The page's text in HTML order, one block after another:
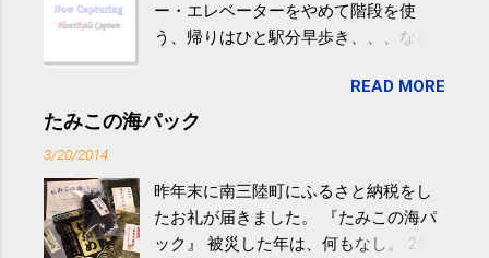
ー・エレベーターをやめて階段を使
う、帰りはひと駅分早歩き、、、など
やすい。 スポーツウェア・シューズで
するものだけが運動ではない。 食べ
けると改善する、との結果を筑波大の
研究チームが発表した。改善が期待で
きるのは、過度の飲酒が原因ではない
READ MORE
たみこの海パック
3/20/2014
昨年末に南三陸町にふるさと納税をし
たお礼が届きました。 『たみこの海パ
ック』 被災した年は、何もなし。 2年